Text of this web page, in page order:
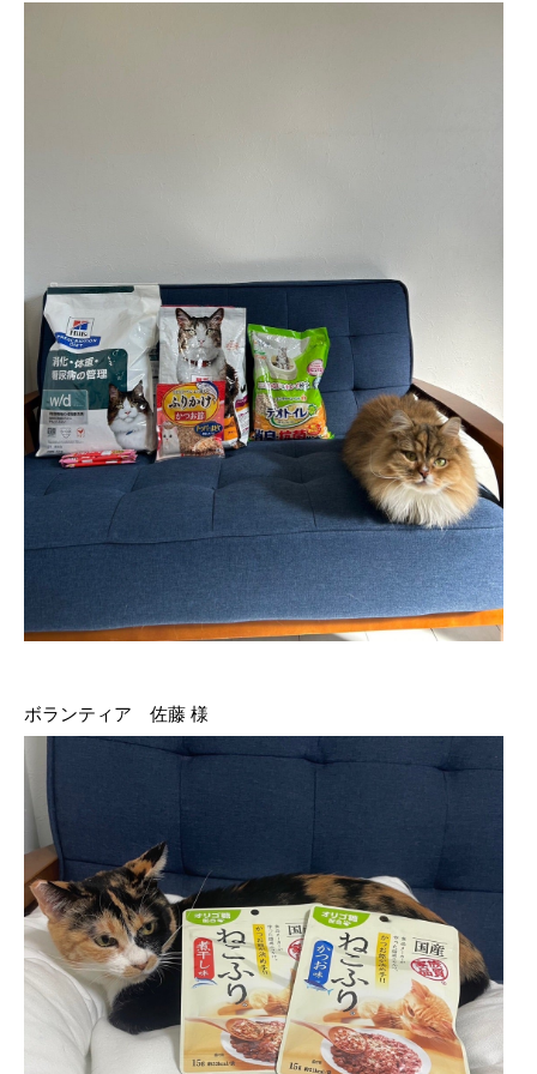
ボランティア 佐藤 様